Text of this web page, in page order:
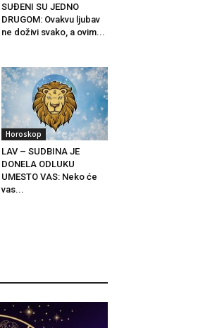
SUĐENI SU JEDNO
DRUGOM: Ovakvu ljubav
ne doživi svako, a ovim...
Horoskop
LAV – SUDBINA JE
DONELA ODLUKU
UMESTO VAS: Neko će
vas...